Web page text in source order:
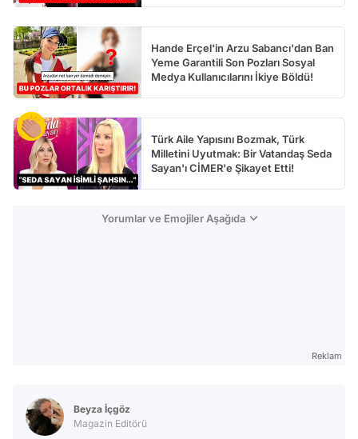
Hande Erçel'in Arzu Sabancı'dan Ban
Yeme Garantili Son Pozları Sosyal
Medya Kullanıcılarını İkiye Böldü!
Türk Aile Yapısını Bozmak, Türk
Milletini Uyutmak: Bir Vatandaş Seda
Sayan'ı CİMER'e Şikayet Etti!
Yorumlar ve Emojiler Aşağıda
Reklam
Beyza İçgöz
Magazin Editörü